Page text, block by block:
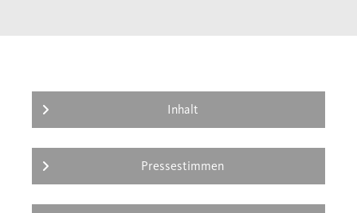
faszinierende Welt dieser mittelalterlichen
Helden- und Heldinnengeschichten aus dem
hohen Norden.
Inhalt
Pressestimmen